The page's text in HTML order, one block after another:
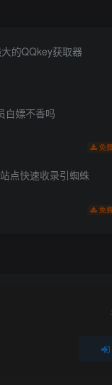
的QQkey获取器
白嫖不香吗
免费
点快速收录引蜘蛛
免费